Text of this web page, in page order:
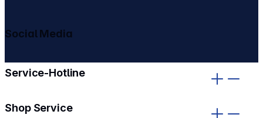
Service-Hotline
Shop Service
Social Media